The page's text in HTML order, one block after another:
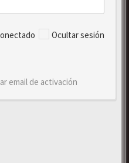
Ocultar sesión
email de activación